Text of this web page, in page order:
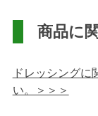
商品に
ドレッシングに
い。＞＞＞